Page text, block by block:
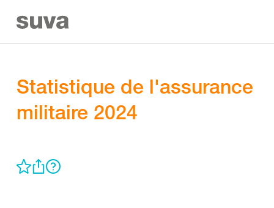
Statistique de l'assurance
militaire 2024